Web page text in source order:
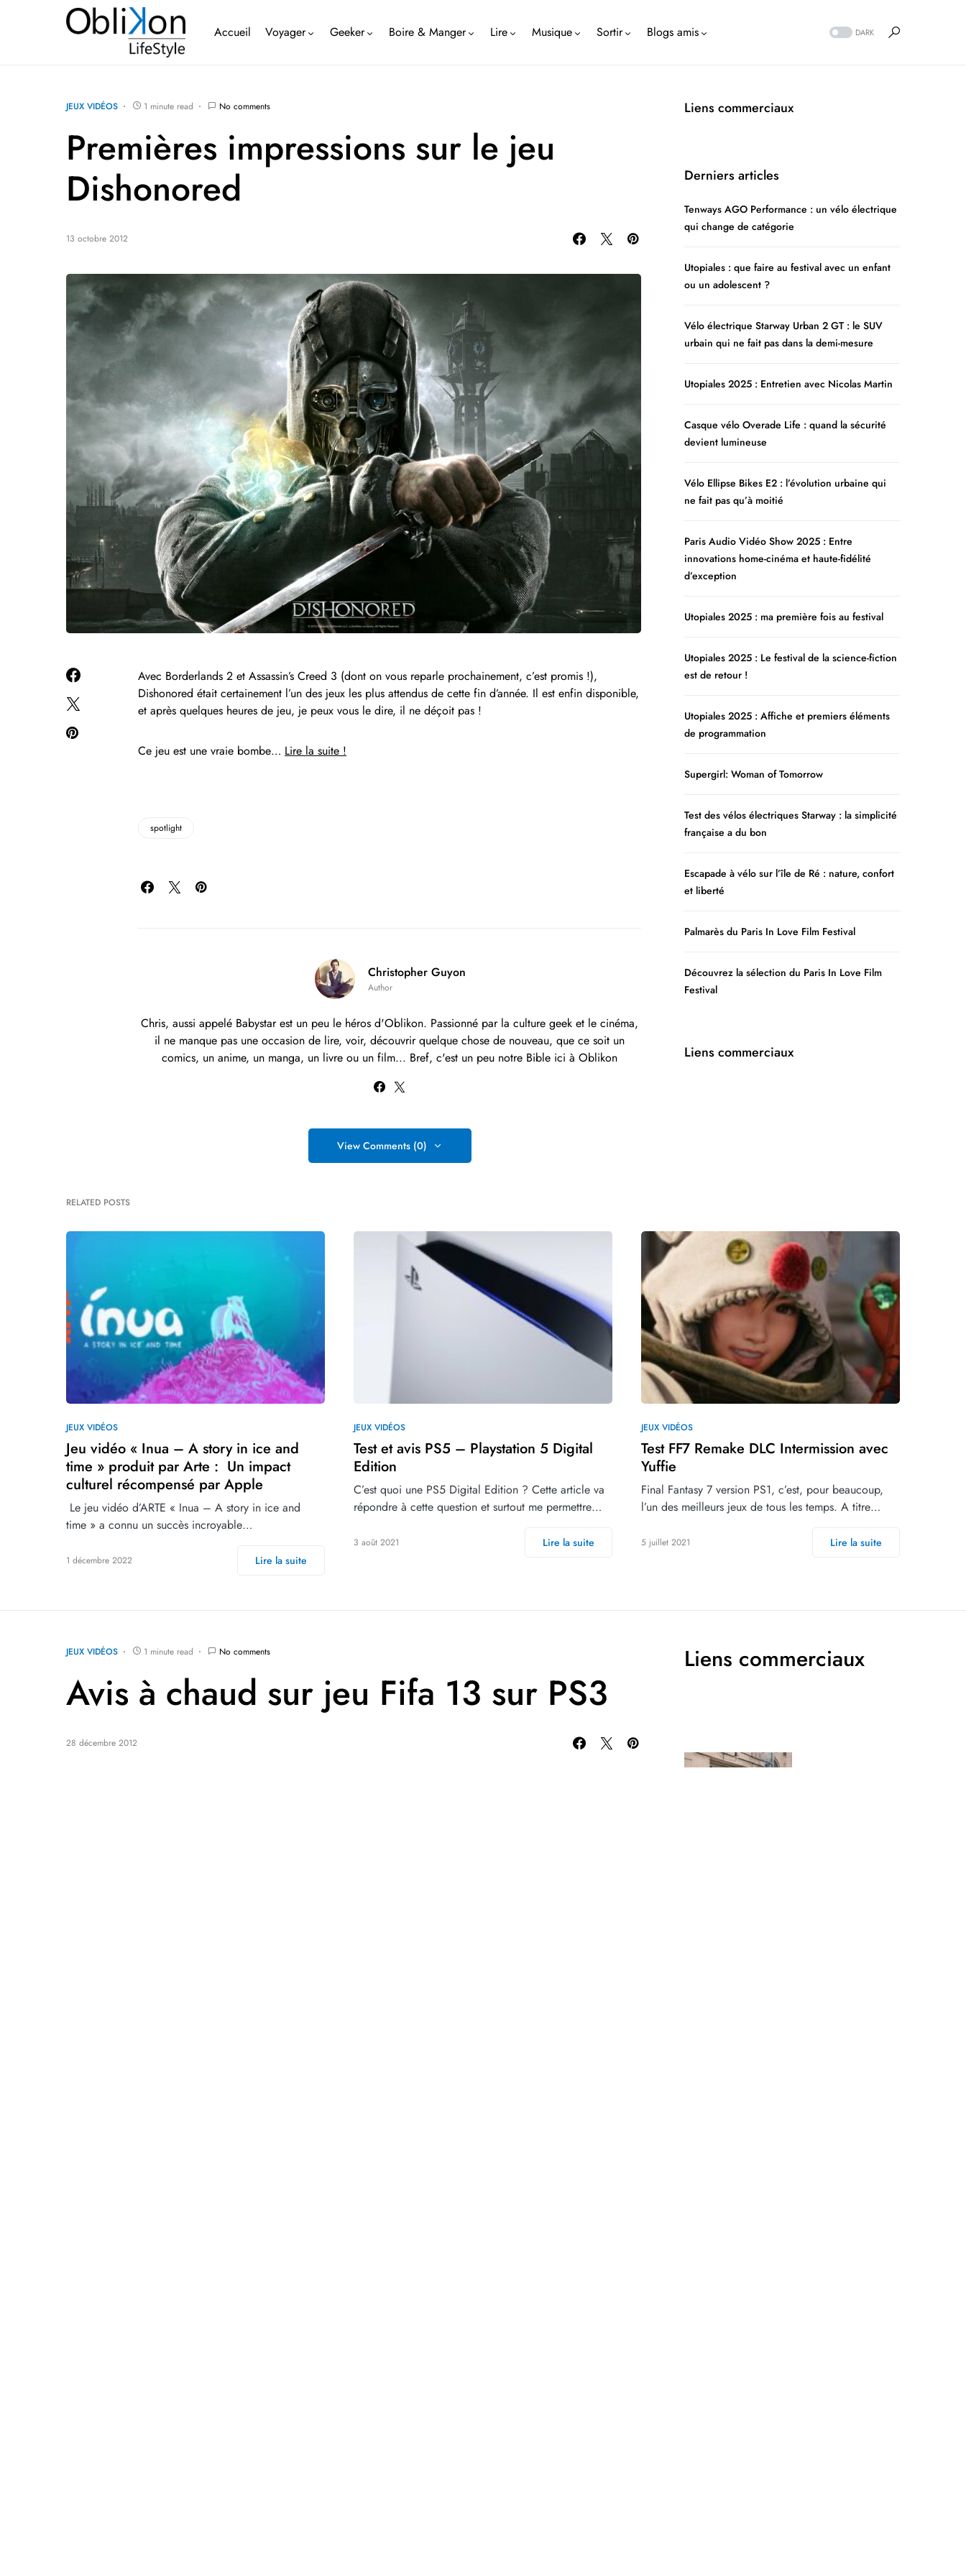
Accueil Voyager Geeker Boire & Manger Lire Musique Sortir Blogs amis DARK
JEUX VIDÉOS 1 minute read No comments
Premières impressions sur le jeu
Dishonored
13 octobre 2012
Avec Borderlands 2 et Assassin’s Creed 3 (dont on vous reparle prochainement, c’est promis !),
Dishonored était certainement l’un des jeux les plus attendus de cette fin d’année. Il est enfin disponible,
et après quelques heures de jeu, je peux vous le dire, il ne déçoit pas !
Ce jeu est une vraie bombe… Lire la suite !
spotlight
Christopher Guyon
Author
Chris, aussi appelé Babystar est un peu le héros d'Oblikon. Passionné par la culture geek et le cinéma,
il ne manque pas une occasion de lire, voir, découvrir quelque chose de nouveau, que ce soit un
comics, un anime, un manga, un livre ou un film... Bref, c'est un peu notre Bible ici à Oblikon
View Comments (0)
Liens commerciaux
Derniers articles
Tenways AGO Performance : un vélo électrique
qui change de catégorie
Utopiales : que faire au festival avec un enfant
ou un adolescent ?
Vélo électrique Starway Urban 2 GT : le SUV
urbain qui ne fait pas dans la demi-mesure
Utopiales 2025 : Entretien avec Nicolas Martin
Casque vélo Overade Life : quand la sécurité
devient lumineuse
Vélo Ellipse Bikes E2 : l’évolution urbaine qui
ne fait pas qu’à moitié
Paris Audio Vidéo Show 2025 : Entre
innovations home-cinéma et haute-fidélité
d’exception
Utopiales 2025 : ma première fois au festival
Utopiales 2025 : Le festival de la science-fiction
est de retour !
Utopiales 2025 : Affiche et premiers éléments
de programmation
Supergirl: Woman of Tomorrow
Test des vélos électriques Starway : la simplicité
française a du bon
Escapade à vélo sur l’île de Ré : nature, confort
et liberté
Palmarès du Paris In Love Film Festival
Découvrez la sélection du Paris In Love Film
Festival
Liens commerciaux
RELATED POSTS
JEUX VIDÉOS
Jeu vidéo « Inua – A story in ice and
time » produit par Arte : Un impact
culturel récompensé par Apple
‍ Le jeu vidéo d’ARTE « Inua – A story in ice and
time » a connu un succès incroyable…
1 décembre 2022 Lire la suite
JEUX VIDÉOS
Test et avis PS5 – Playstation 5 Digital
Edition
C’est quoi une PS5 Digital Edition ? Cette article va
répondre à cette question et surtout me permettre…
3 août 2021 Lire la suite
JEUX VIDÉOS
Test FF7 Remake DLC Intermission avec
Yuffie
Final Fantasy 7 version PS1, c’est, pour beaucoup,
l’un des meilleurs jeux de tous les temps. A titre…
5 juillet 2021 Lire la suite
JEUX VIDÉOS 1 minute read No comments
Avis à chaud sur jeu Fifa 13 sur PS3
28 décembre 2012
Liens commerciaux